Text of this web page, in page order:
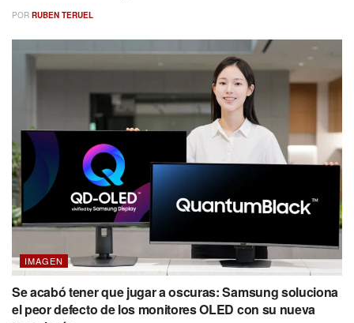
POR RUBEN TERUEL
IMAGEN
Se acabó tener que jugar a oscuras: Samsung soluciona
el peor defecto de los monitores OLED con su nueva